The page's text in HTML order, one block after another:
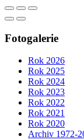
Fotogalerie
Rok 2026
Rok 2025
Rok 2024
Rok 2023
Rok 2022
Rok 2021
Rok 2020
Archiv 1972-